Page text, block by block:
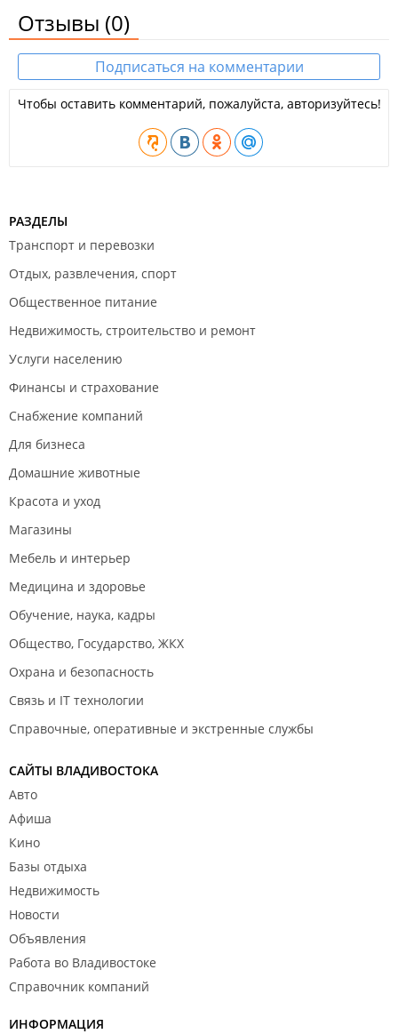
Отзывы (0)
Подписаться на комментарии
Чтобы оставить комментарий, пожалуйста, авторизуйтесь!
РАЗДЕЛЫ
Транспорт и перевозки
Отдых, развлечения, спорт
Общественное питание
Недвижимость, строительство и ремонт
Услуги населению
Финансы и страхование
Снабжение компаний
Для бизнеса
Домашние животные
Красота и уход
Магазины
Мебель и интерьер
Медицина и здоровье
Обучение, наука, кадры
Общество, Государство, ЖКХ
Охрана и безопасность
Связь и IT технологии
Справочные, оперативные и экстренные службы
САЙТЫ ВЛАДИВОСТОКА
Авто
Афиша
Кино
Базы отдыха
Недвижимость
Новости
Объявления
Работа во Владивостоке
Справочник компаний
ИНФОРМАЦИЯ